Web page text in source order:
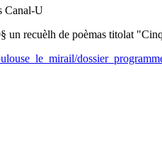
Canal-U
recuèlh de poèmas titolat